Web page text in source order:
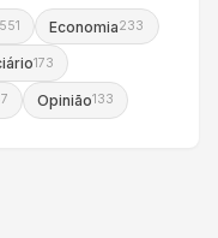
551 Economia233
173
Opinião133